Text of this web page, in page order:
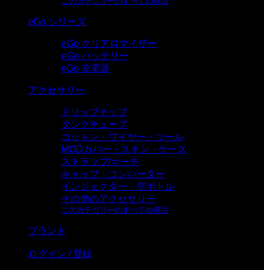
eGo シリーズ
eGo クリアロマイザー
eGo バッテリー
eGo 充電器
アクセサリー
ドリップチップ
タンクチューブ
コットン・ワイヤー・ツール
MODカバー・スキン・ケース
ストラップ/ポーチ
キャップ・コンバーター
インジェクター・空ボトル
その他のアクセサリー
このカテゴリーのすべての商品
ブランド
ログイン / 登録